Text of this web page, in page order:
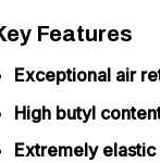
Features
Exceptional air
High butyl
Extremely